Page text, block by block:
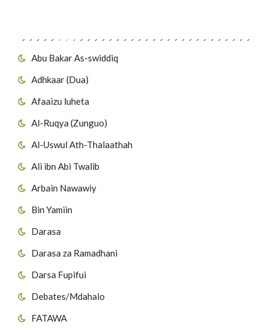
Abu Bakar As-swiddiq
Adhkaar (Dua)
Afaaizu luheta
Al-Ruqya (Zunguo)
Al-Uswul Ath-Thalaathah
Ali ibn Abi Twalib
Arbain Nawawiy
Bin Yamiin
Darasa
Darasa za Ramadhani
Darsa Fupifui
Debates/Mdahalo
FATAWA